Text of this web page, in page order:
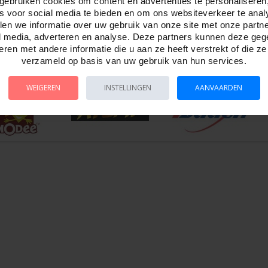
BESTELLEN
voor social media te bieden en om ons websiteverkeer te
we informatie over uw gebruik van onze site met onze
media, adverteren en analyse. Deze partners kunnen deze
met andere informatie die u aan ze heeft verstrekt of die
verzameld op basis van uw gebruik van hun services.
WEIGEREN INSTELLINGEN AANVAARDEN